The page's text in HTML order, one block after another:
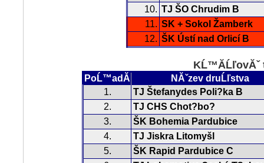
10. TJ ŠO Chrudim B
11. SK + Sokol Žamberk
12. ŠK Ústí nad Orlicí B
KĹ™Ă­ĹľovĂˇ
PoĹ™adĂ­
NĂˇzev druĹľstva
1.
TJ Štefanydes Poli?ka B
2.
TJ CHS Chot?bo?
3.
ŠK Bohemia Pardubice
4.
TJ Jiskra Litomyšl
5.
ŠK Rapid Pardubice C